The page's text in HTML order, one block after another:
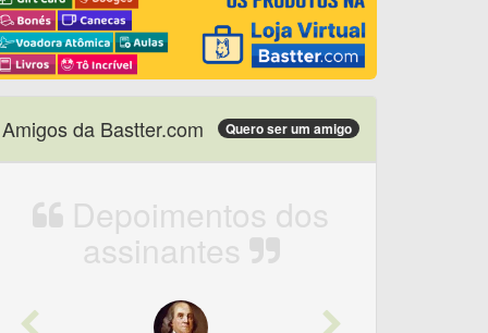
Amigos da Bastter.com Quero ser um amigo
Depoimentos dos
assinantes
Previous